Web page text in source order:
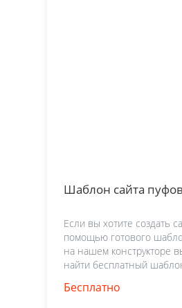
Шаблон сайта пуфов
Если вы хотите создать
помощью готового
на нашем конструкторе
найти бесплатный
Бесплатно